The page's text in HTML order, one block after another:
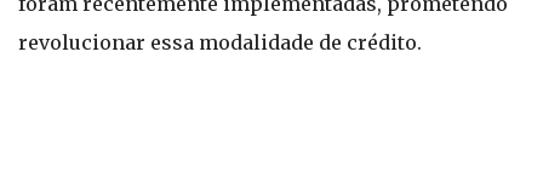
revolucionar essa modalidade de crédito.